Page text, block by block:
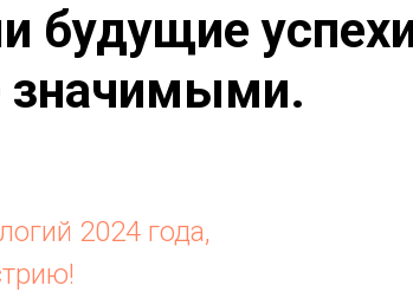
будущие
значимыми.
2024 года,